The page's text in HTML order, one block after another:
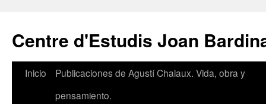
contenido
Centre d'Estudis Joan
Inicio
Publicaciones de Agustí Chalaux. Vida, obra y
pensamiento.